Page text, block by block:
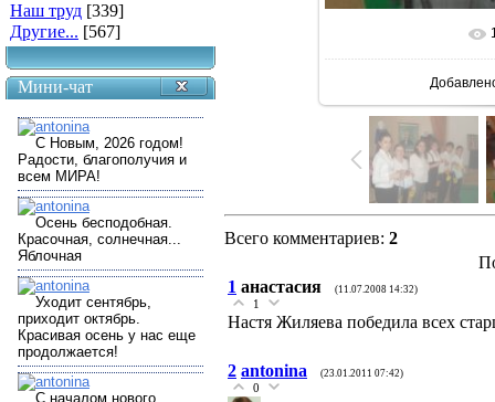
Наш труд [339]
Другие... [567]
Мини-чат
Всего комментариев: 2
1 анастасия (11.07.2008 14:32)
1
Настя Жиляева победила всех
2 antonina (23.01.2011 07:42)
0